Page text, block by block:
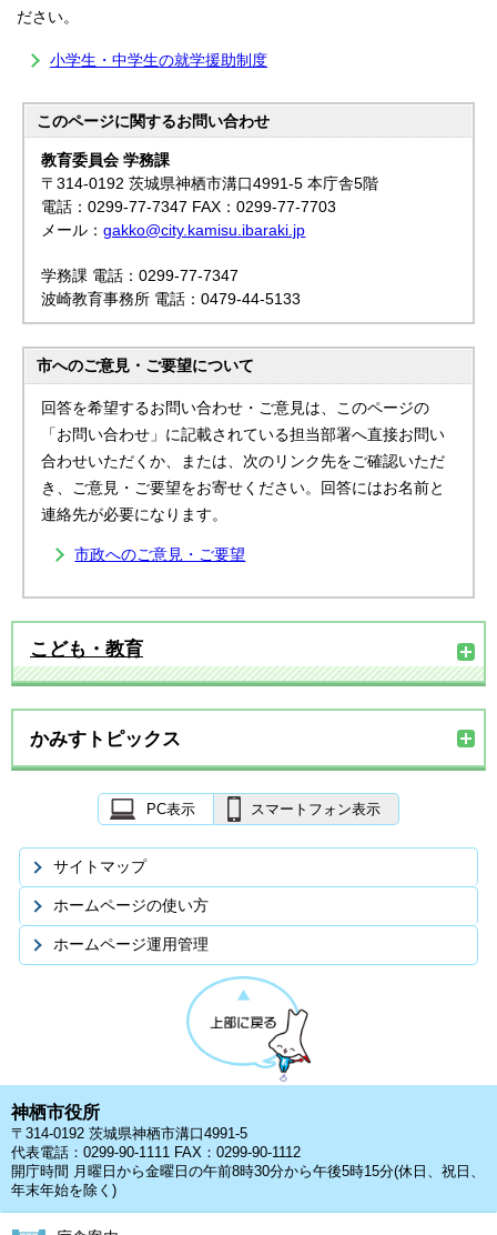
ださい。
小学生・中学生の就学援助制度
このページに関するお問い合わせ
教育委員会 学務課
〒314-0192 茨城県神栖市溝口4991-5 本庁舎5階
電話：0299-77-7347 FAX：0299-77-7703
メール：gakko@city.kamisu.ibaraki.jp
学務課 電話：0299-77-7347
波崎教育事務所 電話：0479-44-5133
市へのご意見・ご要望について
回答を希望するお問い合わせ・ご意見は、このページの
「お問い合わせ」に記載されている担当部署へ直接お問い
合わせいただくか、または、次のリンク先をご確認いただ
き、ご意見・ご要望をお寄せください。回答にはお名前と
連絡先が必要になります。
市政へのご意見・ご要望
こども・教育
かみすトピックス
PC表示 スマートフォン表示
サイトマップ
ホームページの使い方
ホームページ運用管理
神栖市役所
〒314-0192 茨城県神栖市溝口4991-5
代表電話：0299-90-1111 FAX：0299-90-1112
開庁時間 月曜日から金曜日の午前8時30分から午後5時15分(休日、祝日、
年末年始を除く)